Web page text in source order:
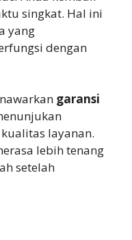
singkat. Hal ini
yang
dengan
garansi
layanan.
lebih tenang
setelah